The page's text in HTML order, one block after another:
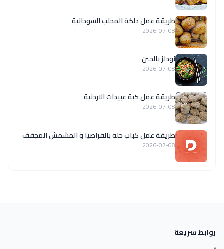
طريقة عمل دلكة المحلب السودانية
2026-07-08
نودلز بالجبن
2026-07-08
طريقة عمل كبة عبيدات الاردنية
2026-07-08
طريقة عمل كباب حلة بالقراصيا و المشمش المجفف
2026-07-08
روابط سريعة